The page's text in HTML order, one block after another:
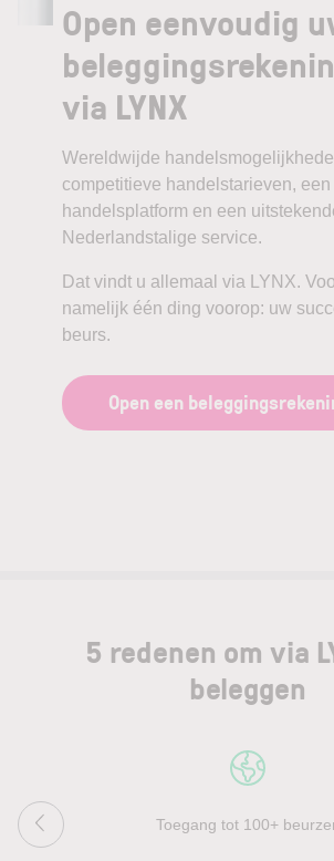
Open eenvoudig
via LYNX
Wereldwijde
competitieve handelstarieven, een
handelsplatform en een
Nederlandstalige service.
Dat vindt u allemaal via LYNX.
namelijk één ding voorop: uw
beurs.
Open een
5 redenen om via
beleggen
Toegang tot 100+